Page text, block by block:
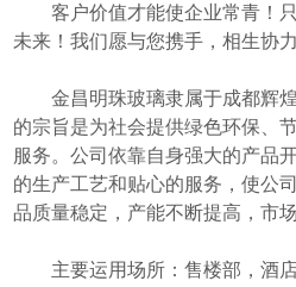
客户价值才能使企业常青！
未来！我们愿与您携手，相生协
金昌明珠玻璃隶属于成都辉
的宗旨是为社会提供绿色环保、
服务。公司依靠自身强大的产品
的生产工艺和贴心的服务，使公
品质量稳定，产能不断提高，市
主要运用场所：售楼部，酒